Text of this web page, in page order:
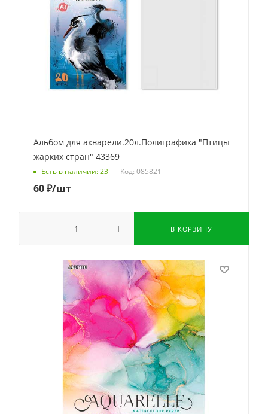
Альбом для акварели.20л.Полиграфика "Птицы
жарких стран" 43369
Есть в наличии: 23 Код: 085821
60₽/шт
В КОРЗИНУ